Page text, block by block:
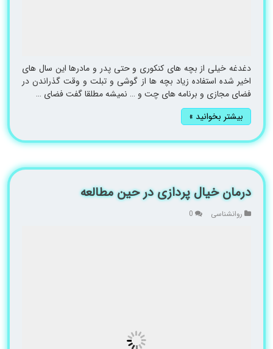
دغدغه خیلی از بچه های کنکوری و حتی پدر و مادرها این سال های
اخیر شده استفاده زیاد بچه ها از گوشی و تبلت و وقت گذراندن در
فضای مجازی و برنامه های چت و … نمیشه مطلقا گفت فضای …
بیشتر بخوانید »
درمان خیال پردازی در حین مطالعه
روانشناسی 0